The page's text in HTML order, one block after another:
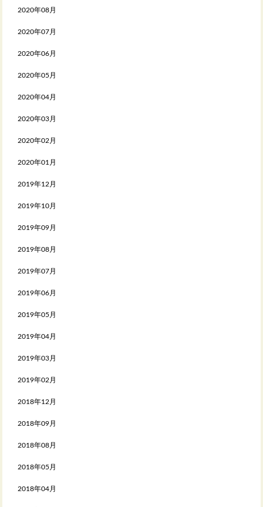
2020年08月
2020年07月
2020年06月
2020年05月
2020年04月
2020年03月
2020年02月
2020年01月
2019年12月
2019年10月
2019年09月
2019年08月
2019年07月
2019年06月
2019年05月
2019年04月
2019年03月
2019年02月
2018年12月
2018年09月
2018年08月
2018年05月
2018年04月